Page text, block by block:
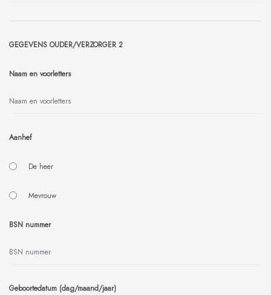
GEGEVENS OUDER/VERZORGER 2
Naam en voorletters
Aanhef
De heer
Mevrouw
BSN nummer
Geboortedatum (dag/maand/jaar)